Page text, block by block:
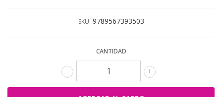
SKU: 9789567393503
CANTIDAD
+
-